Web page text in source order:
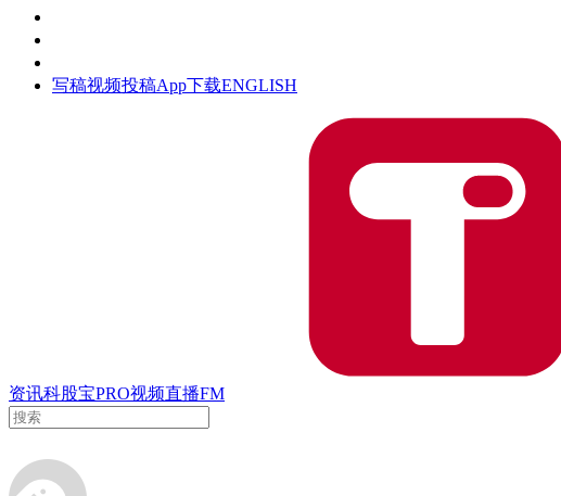
写稿视频投稿App下载ENGLISH
资讯科股宝PRO视频直播FM